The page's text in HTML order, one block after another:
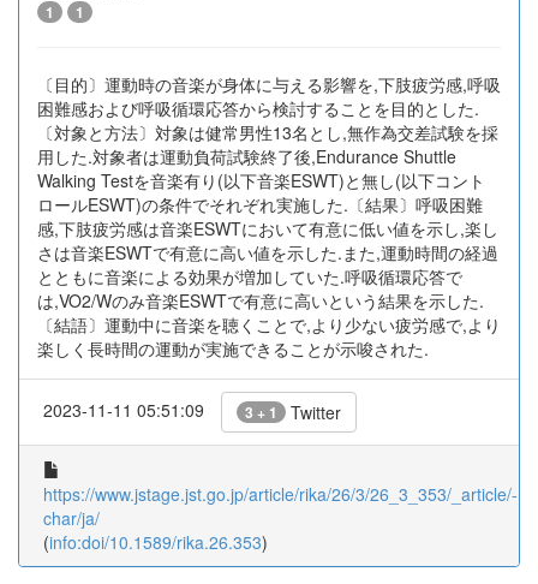
1 1
〔目的〕運動時の音楽が身体に与える影響を,下肢疲労感,呼吸
困難感および呼吸循環応答から検討することを目的とした.
〔対象と方法〕対象は健常男性13名とし,無作為交差試験を採
用した.対象者は運動負荷試験終了後,Endurance Shuttle
Walking Testを音楽有り(以下音楽ESWT)と無し(以下コント
ロールESWT)の条件でそれぞれ実施した.〔結果〕呼吸困難
感,下肢疲労感は音楽ESWTにおいて有意に低い値を示し,楽し
さは音楽ESWTで有意に高い値を示した.また,運動時間の経過
とともに音楽による効果が増加していた.呼吸循環応答で
は,VO2/Wのみ音楽ESWTで有意に高いという結果を示した.
〔結語〕運動中に音楽を聴くことで,より少ない疲労感で,より
楽しく長時間の運動が実施できることが示唆された.
2023-11-11 05:51:09 3 + 1 Twitter
https://www.jstage.jst.go.jp/article/rika/26/3/26_3_353/_article/-
char/ja/
(info:doi/10.1589/rika.26.353)